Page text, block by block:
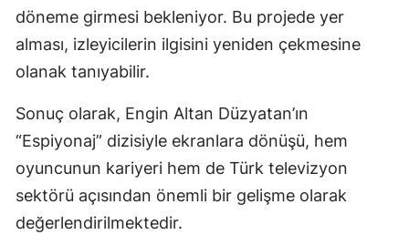
Nevşehir
Niğde
Samsun
döneme girmesi bekleniyor. Bu projede yer
alması, izleyicilerin ilgisini yeniden çekmesine
olanak tanıyabilir.
Sonuç olarak, Engin Altan Düzyatan’ın
“Espiyonaj” dizisiyle ekranlara dönüşü, hem
oyuncunun kariyeri hem de Türk televizyon
sektörü açısından önemli bir gelişme olarak
değerlendirilmektedir.